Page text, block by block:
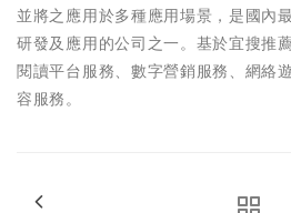
並將之應用於多種應用場景，是國內
研發及應用的公司之一。基於宜搜推
閱讀平台服務、數字營銷服務、網絡
容服務。